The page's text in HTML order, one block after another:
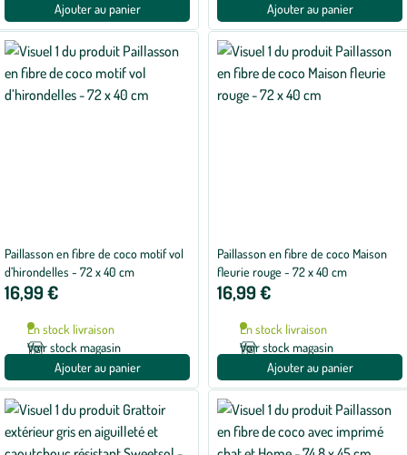
Ajouter au panier
Ajouter au panier
Paillasson en fibre de coco motif vol
d’hirondelles - 72 x 40 cm
16,99 €
En stock livraison
Voir stock magasin
Ajouter au panier
Paillasson en fibre de coco Maison
fleurie rouge - 72 x 40 cm
16,99 €
En stock livraison
Voir stock magasin
Ajouter au panier